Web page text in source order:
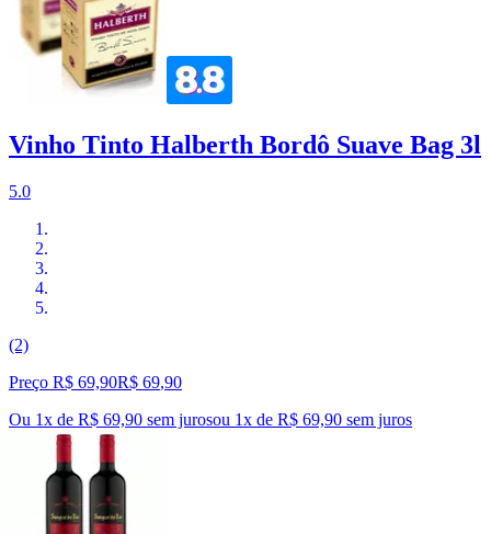
Vinho Tinto Halberth Bordô Suave Bag 3l
5.0
(2)
Preço R$ 69,90R$ 69,90
Ou 1x de R$ 69,90 sem jurosou 1x de R$ 69,90 sem juros